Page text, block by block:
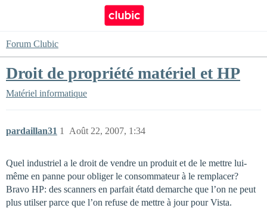
Forum Clubic
Droit de propriété matériel et HP
Matériel informatique
pardaillan31 Août 22, 2007, 1:34
1
Quel industriel a le droit de vendre un produit et de le mettre lui-
même en panne pour obliger le consommateur à le remplacer?
Bravo HP: des scanners en parfait étatd demarche que l’on ne peut
plus utilser parce que l’on refuse de mettre à jour pour Vista.